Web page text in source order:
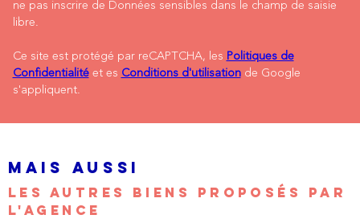
ne pas inscrire de Données sensibles dans le champ de saisie
libre.
Ce site est protégé par reCAPTCHA, les Politiques de
Confidentialitéet es Conditions d'utilisationde Google
s'appliquent.
MAIS AUSSI
LES AUTRES BIENS PROPOSÉS PAR
L'AGENCE